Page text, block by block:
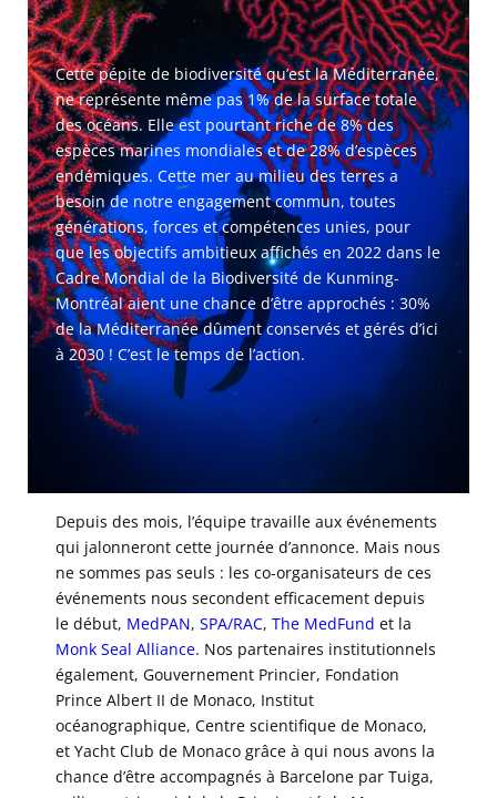
Cette pépite de biodiversité qu’est la Méditerranée,
ne représente même pas 1% de la surface totale
des océans. Elle est pourtant riche de 8% des
espèces marines mondiales et de 28% d’espèces
endémiques. Cette mer au milieu des terres a
besoin de notre engagement commun, toutes
générations, forces et compétences unies, pour
que les objectifs ambitieux affichés en 2022 dans le
Cadre Mondial de la Biodiversité de Kunming-
Montréal aient une chance d’être approchés : 30%
de la Méditerranée dûment conservés et gérés d’ici
à 2030 ! C’est le temps de l’action.
Depuis des mois, l’équipe travaille aux événements
qui jalonneront cette journée d’annonce. Mais nous
ne sommes pas seuls : les co-organisateurs de ces
événements nous secondent efficacement depuis
le début, MedPAN, SPA/RAC, The MedFund et la
Monk Seal Alliance. Nos partenaires institutionnels
également, Gouvernement Princier, Fondation
Prince Albert II de Monaco, Institut
océanographique, Centre scientifique de Monaco,
et Yacht Club de Monaco grâce à qui nous avons la
chance d’être accompagnés à Barcelone par Tuiga,